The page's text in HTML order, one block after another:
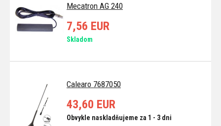
Mecatron AG 240
7,56 EUR
Skladom
Calearo 7687050
43,60 EUR
Obvykle naskladňujeme za 1 - 3 dni